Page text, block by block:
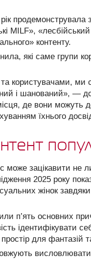
продемонструвала
MILF»,
контенту.
які саме групи
користувачами, ми
і шанований», —
де вони можуть
їхнього
зацікавити не
2025 року
жінок
п’ять основних
ідентифікувати
для фантазій